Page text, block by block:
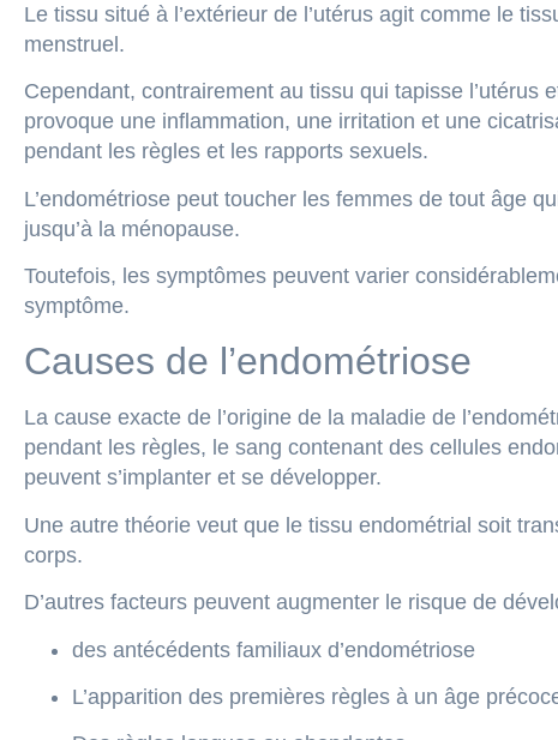
Le tissu situé à l’extérieur de l’utérus agit comme le
menstruel.
Cependant, contrairement au tissu qui tapisse l’utérus
provoque une inflammation, une irritation et une
pendant les règles et les rapports sexuels.
L’endométriose peut toucher les femmes de tout âge
jusqu’à la ménopause.
Toutefois, les symptômes peuvent varier
symptôme.
Causes de l’endométriose
La cause exacte de l’origine de la maladie de
pendant les règles, le sang contenant des cellules
peuvent s’implanter et se développer.
Une autre théorie veut que le tissu endométrial soit
corps.
D’autres facteurs peuvent augmenter le risque de
des antécédents familiaux d’endométriose
L’apparition des premières règles à un âge